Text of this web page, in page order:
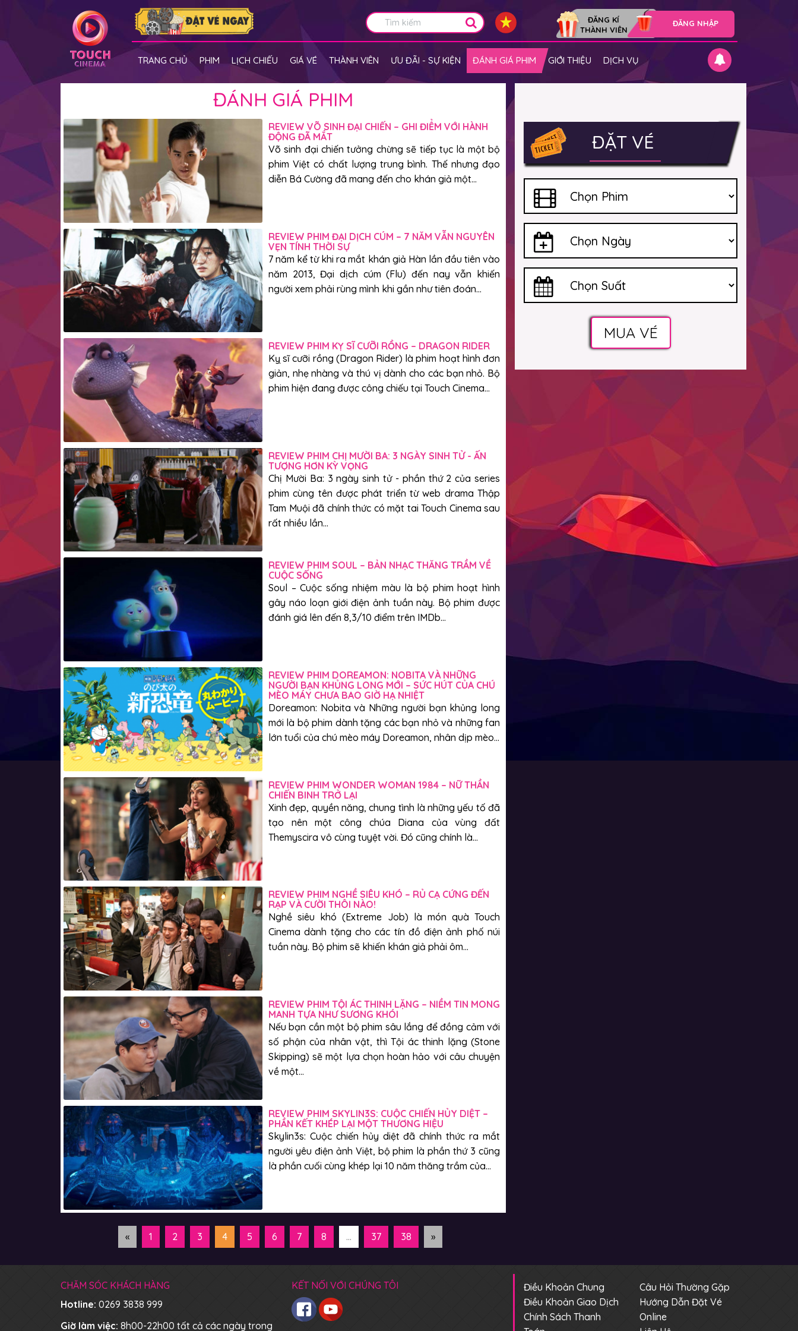
ĐĂNG NHẬP
ĐĂNG KÍ
THÀNH VIÊN
TRANG CHỦ PHIM LỊCH CHIẾU GIÁ VÉ THÀNH VIÊN ƯU ĐÃI - SỰ KIỆN ĐÁNH GIÁ PHIM GIỚI THIỆU DỊCH VỤ
ĐÁNH GIÁ PHIM
REVIEW VÕ SINH ĐẠI CHIẾN – GHI ĐIỂM VỚI HÀNH
ĐỘNG ĐÃ MẮT
Võ sinh đại chiến tưởng chừng sẽ tiếp tục là một bộ
phim Việt có chất lượng trung bình. Thế nhưng đạo
diễn Bá Cường đã mang đến cho khán giả một...
REVIEW PHIM ĐẠI DỊCH CÚM – 7 NĂM VẪN NGUYÊN
VẸN TÍNH THỜI SỰ
7 năm kể từ khi ra mắt khán giả Hàn lần đầu tiên vào
năm 2013, Đại dịch cúm (Flu) đến nay vẫn khiến
người xem phải rùng mình khi gần như tiên đoán...
REVIEW PHIM KỴ SĨ CƯỠI RỒNG – DRAGON RIDER
Kỵ sĩ cưỡi rồng (Dragon Rider) là phim hoạt hình đơn
giản, nhẹ nhàng và thú vị dành cho các bạn nhỏ. Bộ
phim hiện đang được công chiếu tại Touch Cinema...
REVIEW PHIM CHỊ MƯỜI BA: 3 NGÀY SINH TỬ - ẤN
TƯỢNG HƠN KỲ VỌNG
Chị Mười Ba: 3 ngày sinh tử - phần thứ 2 của series
phim cùng tên được phát triển từ web drama Thập
Tam Muội đã chính thức có mặt tai Touch Cinema sau
rất nhiều lần...
REVIEW PHIM SOUL – BẢN NHẠC THĂNG TRẦM VỀ
CUỘC SỐNG
Soul – Cuộc sống nhiệm màu là bộ phim hoạt hình
gây náo loạn giới điện ảnh tuần này. Bộ phim được
đánh giá lên đến 8,3/10 điểm trên IMDb...
REVIEW PHIM DOREAMON: NOBITA VÀ NHỮNG
NGƯỜI BẠN KHỦNG LONG MỚI – SỨC HÚT CỦA CHÚ
MÈO MÁY CHƯA BAO GIỜ HẠ NHIỆT
Doreamon: Nobita và Những người bạn khủng long
mới là bộ phim dành tặng các bạn nhỏ và những fan
lớn tuổi của chú mèo máy Doreamon, nhân dịp mèo...
REVIEW PHIM WONDER WOMAN 1984 – NỮ THẦN
CHIẾN BINH TRỞ LẠI
Xinh đẹp, quyền năng, chung tình là những yếu tố đã
tạo nên một công chúa Diana của vùng đất
Themyscira vô cùng tuyệt vời. Đó cũng chính là...
REVIEW PHIM NGHỀ SIÊU KHÓ – RỦ CẠ CỨNG ĐẾN
RẠP VÀ CƯỜI THÔI NÀO!
Nghề siêu khó (Extreme Job) là món quà Touch
Cinema dành tặng cho các tín đồ điện ảnh phố núi
tuần này. Bộ phim sẽ khiến khán giả phải ôm...
REVIEW PHIM TỘI ÁC THINH LẶNG – NIỀM TIN MONG
MANH TỰA NHƯ SƯƠNG KHÓI
Nếu bạn cần một bộ phim sâu lắng để đồng cảm với
số phận của nhân vật, thì Tội ác thinh lặng (Stone
Skipping) sẽ một lựa chọn hoàn hảo với câu chuyện
về một...
REVIEW PHIM SKYLIN3S: CUỘC CHIẾN HỦY DIỆT –
PHẦN KẾT KHÉP LẠI MỘT THƯƠNG HIỆU
Skylin3s: Cuộc chiến hủy diệt đã chính thức ra mắt
người yêu điện ảnh Việt, bộ phim là phần thứ 3 cũng
là phần cuối cùng khép lại 10 năm thăng trầm của...
« 1 2 3 4 5 6 7 8 ... 37 38 »
ĐẶT VÉ
MUA VÉ
CHĂM SÓC KHÁCH HÀNG
Hotline: 0269 3838 999
Giờ làm việc: 8h00-22h00 tất cả các ngày trong
KẾT NỐI VỚI CHÚNG TÔI
Điều Khoản Chung
Điều Khoản Giao Dịch
Chính Sách Thanh
Câu Hỏi Thường Gặp
Hướng Dẫn Đặt Vé
Online